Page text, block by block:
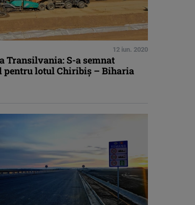
12 iun. 2020
Transilvania: S-a semnat
pentru lotul Chiribiș – Biharia